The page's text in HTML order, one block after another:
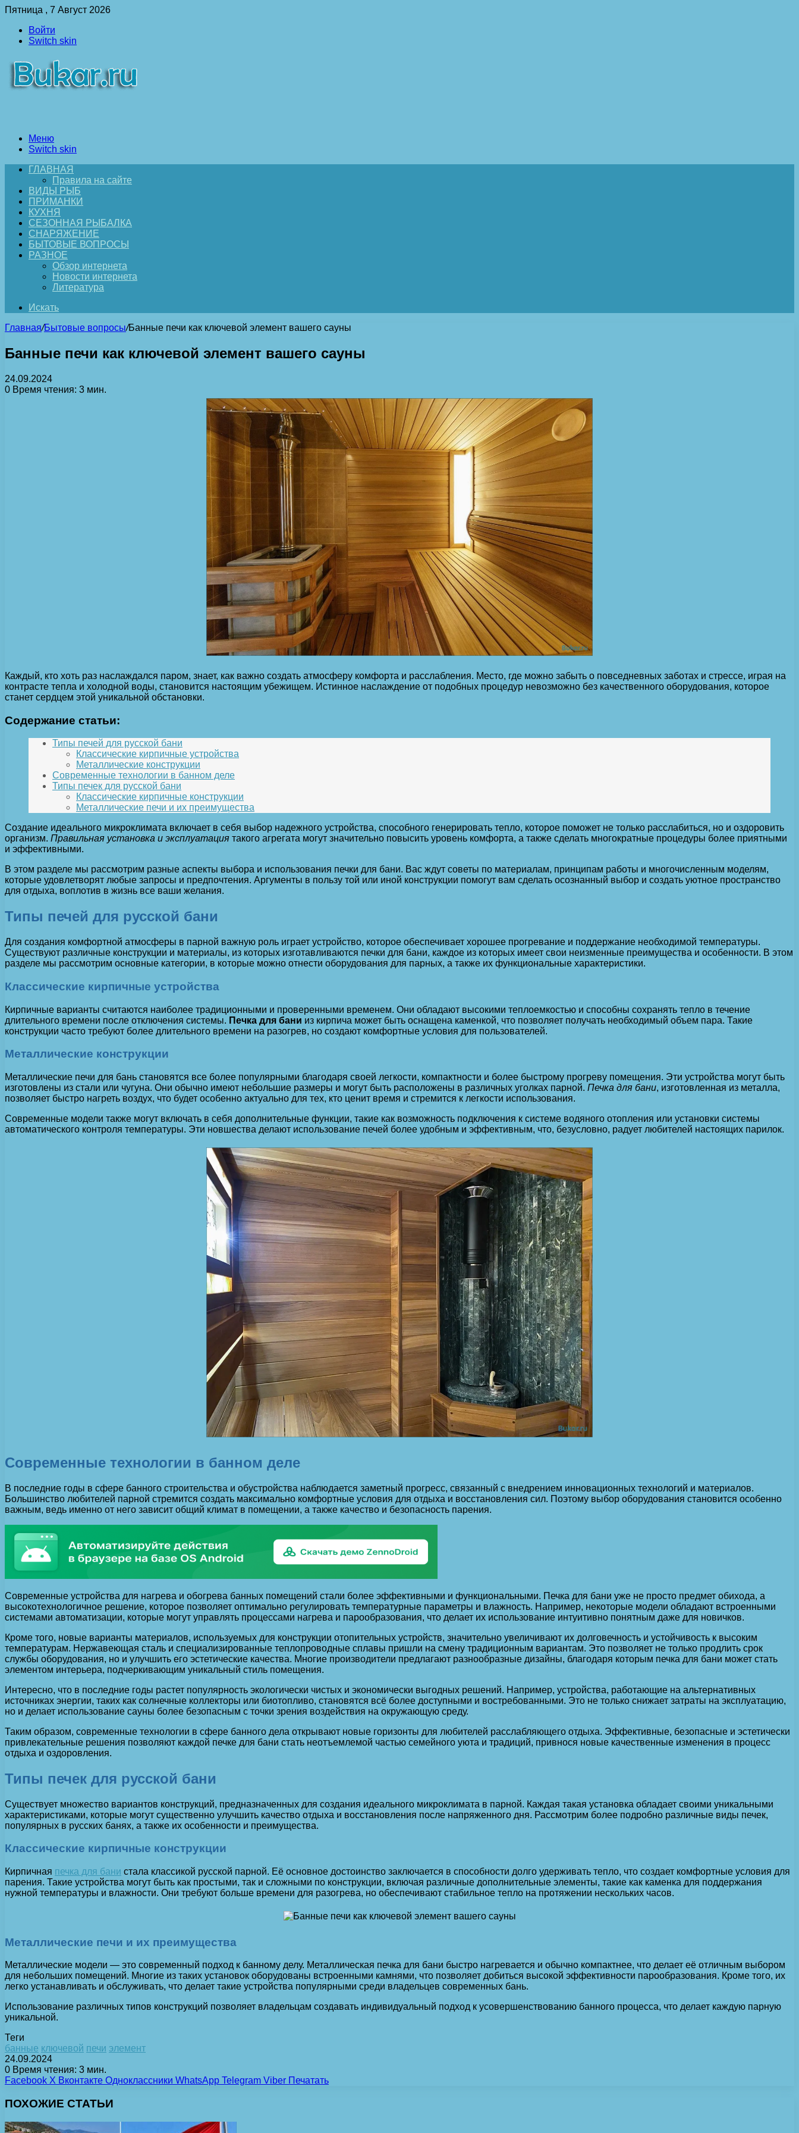
Пятница , 7 Август 2026
Войти
Switch skin
Меню
Switch skin
ГЛАВНАЯ
Правила на сайте
ВИДЫ РЫБ
ПРИМАНКИ
КУХНЯ
СЕЗОННАЯ РЫБАЛКА
СНАРЯЖЕНИЕ
БЫТОВЫЕ ВОПРОСЫ
РАЗНОЕ
Обзор интернета
Новости интернета
Литература
Искать
Главная/Бытовые вопросы/Банные печи как ключевой элемент вашего сауны
Банные печи как ключевой элемент вашего сауны
24.09.2024
0 Время чтения: 3 мин.
Каждый, кто хоть раз наслаждался паром, знает, как важно создать атмосферу комфорта и расслабления. Место, где можно забыть о повседневных заботах и стрессе, играя на
контрасте тепла и холодной воды, становится настоящим убежищем. Истинное наслаждение от подобных процедур невозможно без качественного оборудования, которое
станет сердцем этой уникальной обстановки.
Содержание статьи:
Типы печей для русской бани
Классические кирпичные устройства
Металлические конструкции
Современные технологии в банном деле
Типы печек для русской бани
Классические кирпичные конструкции
Металлические печи и их преимущества
Создание идеального микроклимата включает в себя выбор надежного устройства, способного генерировать тепло, которое поможет не только расслабиться, но и оздоровить
организм. Правильная установка и эксплуатация такого агрегата могут значительно повысить уровень комфорта, а также сделать многократные процедуры более приятными
и эффективными.
В этом разделе мы рассмотрим разные аспекты выбора и использования печки для бани. Вас ждут советы по материалам, принципам работы и многочисленным моделям,
которые удовлетворят любые запросы и предпочтения. Аргументы в пользу той или иной конструкции помогут вам сделать осознанный выбор и создать уютное пространство
для отдыха, воплотив в жизнь все ваши желания.
Типы печей для русской бани
Для создания комфортной атмосферы в парной важную роль играет устройство, которое обеспечивает хорошее прогревание и поддержание необходимой температуры.
Существуют различные конструкции и материалы, из которых изготавливаются печки для бани, каждое из которых имеет свои неизменные преимущества и особенности. В этом
разделе мы рассмотрим основные категории, в которые можно отнести оборудования для парных, а также их функциональные характеристики.
Классические кирпичные устройства
Кирпичные варианты считаются наиболее традиционными и проверенными временем. Они обладают высокими теплоемкостью и способны сохранять тепло в течение
длительного времени после отключения системы. Печка для бани из кирпича может быть оснащена каменкой, что позволяет получать необходимый объем пара. Такие
конструкции часто требуют более длительного времени на разогрев, но создают комфортные условия для пользователей.
Металлические конструкции
Металлические печи для бань становятся все более популярными благодаря своей легкости, компактности и более быстрому прогреву помещения. Эти устройства могут быть
изготовлены из стали или чугуна. Они обычно имеют небольшие размеры и могут быть расположены в различных уголках парной. Печка для бани, изготовленная из металла,
позволяет быстро нагреть воздух, что будет особенно актуально для тех, кто ценит время и стремится к легкости использования.
Современные модели также могут включать в себя дополнительные функции, такие как возможность подключения к системе водяного отопления или установки системы
автоматического контроля температуры. Эти новшества делают использование печей более удобным и эффективным, что, безусловно, радует любителей настоящих парилок.
Современные технологии в банном деле
В последние годы в сфере банного строительства и обустройства наблюдается заметный прогресс, связанный с внедрением инновационных технологий и материалов.
Большинство любителей парной стремится создать максимально комфортные условия для отдыха и восстановления сил. Поэтому выбор оборудования становится особенно
важным, ведь именно от него зависит общий климат в помещении, а также качество и безопасность парения.
Современные устройства для нагрева и обогрева банных помещений стали более эффективными и функциональными. Печка для бани уже не просто предмет обихода, а
высокотехнологичное решение, которое позволяет оптимально регулировать температурные параметры и влажность. Например, некоторые модели обладают встроенными
системами автоматизации, которые могут управлять процессами нагрева и парообразования, что делает их использование интуитивно понятным даже для новичков.
Кроме того, новые варианты материалов, используемых для конструкции отопительных устройств, значительно увеличивают их долговечность и устойчивость к высоким
температурам. Нержавеющая сталь и специализированные теплопроводные сплавы пришли на смену традиционным вариантам. Это позволяет не только продлить срок
службы оборудования, но и улучшить его эстетические качества. Многие производители предлагают разнообразные дизайны, благодаря которым печка для бани может стать
элементом интерьера, подчеркивающим уникальный стиль помещения.
Интересно, что в последние годы растет популярность экологически чистых и экономически выгодных решений. Например, устройства, работающие на альтернативных
источниках энергии, таких как солнечные коллекторы или биотопливо, становятся всё более доступными и востребованными. Это не только снижает затраты на эксплуатацию,
но и делает использование сауны более безопасным с точки зрения воздействия на окружающую среду.
Таким образом, современные технологии в сфере банного дела открывают новые горизонты для любителей расслабляющего отдыха. Эффективные, безопасные и эстетически
привлекательные решения позволяют каждой печке для бани стать неотъемлемой частью семейного уюта и традиций, привнося новые качественные изменения в процесс
отдыха и оздоровления.
Типы печек для русской бани
Существует множество вариантов конструкций, предназначенных для создания идеального микроклимата в парной. Каждая такая установка обладает своими уникальными
характеристиками, которые могут существенно улучшить качество отдыха и восстановления после напряженного дня. Рассмотрим более подробно различные виды печек,
популярных в русских банях, а также их особенности и преимущества.
Классические кирпичные конструкции
Кирпичная печка для бани стала классикой русской парной. Её основное достоинство заключается в способности долго удерживать тепло, что создает комфортные условия для
парения. Такие устройства могут быть как простыми, так и сложными по конструкции, включая различные дополнительные элементы, такие как каменка для поддержания
нужной температуры и влажности. Они требуют больше времени для разогрева, но обеспечивают стабильное тепло на протяжении нескольких часов.
Металлические печи и их преимущества
Металлические модели — это современный подход к банному делу. Металлическая печка для бани быстро нагревается и обычно компактнее, что делает её отличным выбором
для небольших помещений. Многие из таких установок оборудованы встроенными камнями, что позволяет добиться высокой эффективности парообразования. Кроме того, их
легко устанавливать и обслуживать, что делает такие устройства популярными среди владельцев современных бань.
Использование различных типов конструкций позволяет владельцам создавать индивидуальный подход к усовершенствованию банного процесса, что делает каждую парную
уникальной.
Теги
банные ключевой печи элемент
24.09.2024
0 Время чтения: 3 мин.
Facebook X Вконтакте Одноклассники WhatsApp Telegram Viber Печатать
ПОХОЖИЕ СТАТЬИ